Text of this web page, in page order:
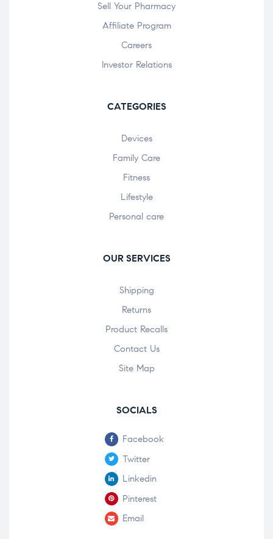
Sell Your Pharmacy
Affiliate Program
Careers
Investor Relations
CATEGORIES
Devices
Family Care
Fitness
Lifestyle
Personal care
OUR SERVICES
Shipping
Returns
Product Recalls
Contact Us
Site Map
SOCIALS
Facebook
Twitter
Linkedin
Pinterest
Email